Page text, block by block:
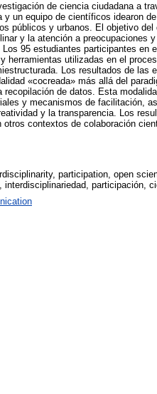
de ciencia ciudadana a
un equipo de científicos idearon
públicos y urbanos. El objetivo del
y la atención a preocupaciones
95 estudiantes participantes en
herramientas utilizadas en el
Los resultados de las
«cocreada» más allá del
de datos. Esta
y mecanismos de facilitación,
y la transparencia. Los
contextos de colaboración
participation, open
participación,